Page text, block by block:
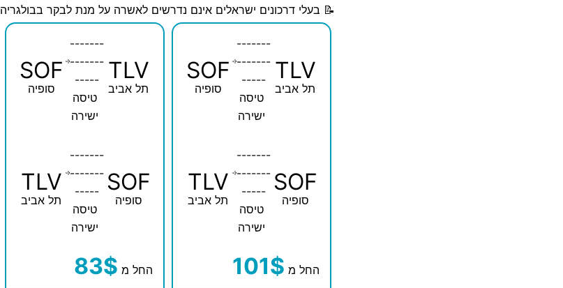
📝 בעלי דרכונים ישראלים אינם נדרשים לאשרה על מנת לבקר בבולגריה
TLV
תל אביב
-------
-------
-----
טיסה
ישירה
SOF
סופיה
SOF
סופיה
-------
-------
-----
טיסה
ישירה
TLV
תל אביב
החל מ 101$
TLV
תל אביב
-------
-------
-----
טיסה
ישירה
SOF
סופיה
SOF
סופיה
-------
-------
-----
טיסה
ישירה
TLV
תל אביב
החל מ 83$